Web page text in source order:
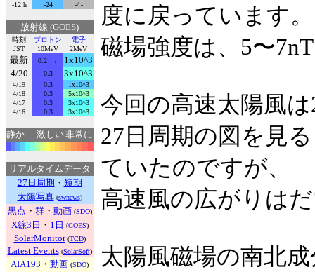
-12 h
-24 -/ -
放射線 (GOES)
時刻
JST
プロトン
10MeV
電子
2MeV
最新 0.2→
1x10^3
4/20
0.3 3x10^3
4/19 0.3
1x10^3
4/18
0.3
5x10^3
4/17
0.3
3x10^3
4/16
0.3 3x10^3
静か 激しい非常に
リアルタイムデータ
27日周期 ・ 短期
太陽写真(swnews)
黒点 ・ 群・ 動画 (SDO)
X線3日 ・ 1日 (GOES)
SolarMonitor(TCD)
Latest Events(SolarSoft)
AIA193 ・ 動画 (SDO)
度に戻っています。
磁場強度は、5〜
今回の高速太陽風
27日周期の図を見
ていたのですが、
高速風の広がりは
太陽風磁場の南北